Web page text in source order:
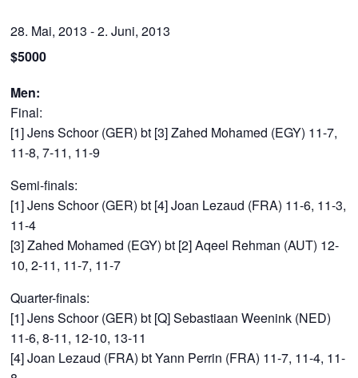
28. Mai, 2013 -2. Juni, 2013
$5000
Men:
Final:
[1] Jens Schoor (GER) bt [3] Zahed Mohamed (EGY) 11-7,
11-8, 7-11, 11-9
Semi-finals:
[1] Jens Schoor (GER) bt [4] Joan Lezaud (FRA) 11-6, 11-3,
11-4
[3] Zahed Mohamed (EGY) bt [2] Aqeel Rehman (AUT) 12-
10, 2-11, 11-7, 11-7
Quarter-finals:
[1] Jens Schoor (GER) bt [Q] Sebastiaan Weenink (NED)
11-6, 8-11, 12-10, 13-11
[4] Joan Lezaud (FRA) bt Yann Perrin (FRA) 11-7, 11-4, 11-